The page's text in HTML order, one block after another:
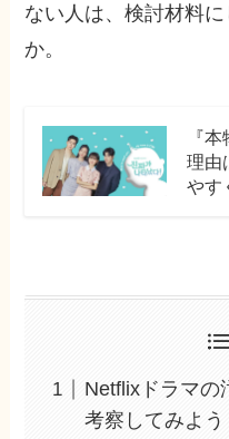
ない人は、検討材料
か。
『
理由
やす
Netflixドラマの
考察してみよう